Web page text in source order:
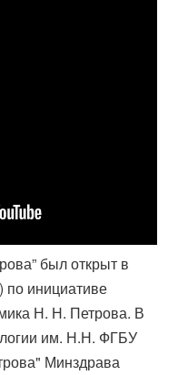
был открыт в
по инициативе
Н. Н. Петрова. В
им. Н.Н. ФГБУ
Минздрава